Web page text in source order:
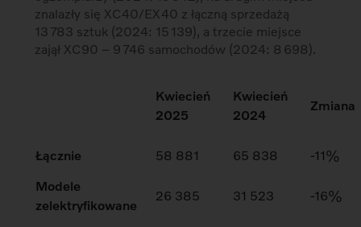
znalazły się XC40/EX40 z łączną sprzedażą
13 783 sztuk (2024: 15 139), a trzecie miejsce
zajął XC90 – 9 746 samochodów (2024: 8 698).
Kwiecień
2025
Kwiecień
2024
Zmiana
Łącznie 58 881 65 838
-11%
Modele
zelektryfikowane
26 385 31 523 -16%